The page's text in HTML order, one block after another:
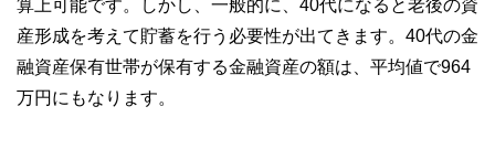
算上可能です。しかし、一般的に、40代になると老後の資
産形成を考えて貯蓄を行う必要性が出てきます。40代の金
融資産保有世帯が保有する金融資産の額は、平均値で964
万円にもなります。